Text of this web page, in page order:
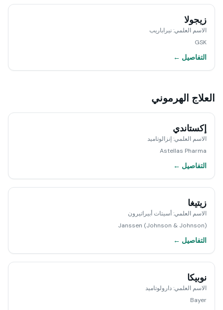
زيجولا
الاسم العلمي:نيراباريب
GSK
التفاصيل ←
العلاج الهرموني
إكستاندي
الاسم العلمي:إنزالوتاميد
Astellas Pharma
التفاصيل ←
زيتيغا
الاسم العلمي:أسيتات أبيراتيرون
Janssen (Johnson & Johnson)
التفاصيل ←
نوبيكا
الاسم العلمي:دارولوتاميد
Bayer